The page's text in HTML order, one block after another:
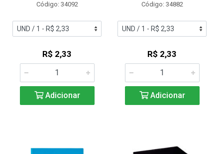
Código: 34092
R$ 2,33
Adicionar
Código: 34882
R$ 2,33
Adicionar